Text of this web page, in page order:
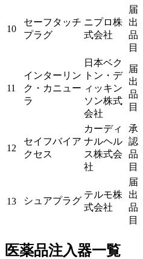
10
セーフタッチ
プラグ
ニプロ株
式会社
届
出
品
目
11
インターリン
ク・カニュー
ラ
日本ベク
トン・デ
ィッキン
ソン株式
会社
届
出
品
目
12
セイフバイア
クセス
カーディ
ナルヘル
ス株式会
社
承
認
品
目
13 シュアプラグ
テルモ株
式会社
届
出
品
目
医薬品注入器一覧